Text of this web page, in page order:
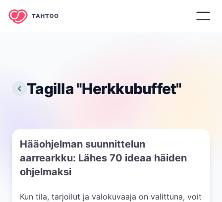
Tagilla "Herkkubuffet"
Hääohjelman suunnittelun
aarrearkku: Lähes 70 ideaa häiden
ohjelmaksi
Kun tila, tarjoilut ja valokuvaaja on valittuna, voit